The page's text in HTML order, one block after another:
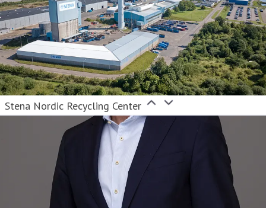
Stena Nordic Recycling Center